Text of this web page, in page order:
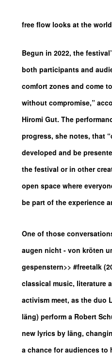
free flow looks at the
Begun in 2022, the
both participants and
comfort zones and come
without compromise,”
Hiromi Gut. The
progress, she notes, that
developed and be
the festival or in other
open space where
be part of the experience
One of those
augen nicht - von kröten
gespenstern>> #freetalk
classical music, literature
activism meet, as the duo
läng) perform a Robert
new lyrics by läng,
a chance for audiences to